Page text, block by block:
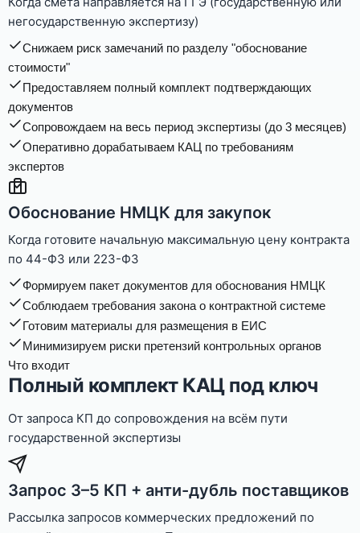
негосударственную экспертизу)
Снижаем риск замечаний по разделу "обоснование
стоимости"
Предоставляем полный комплект подтверждающих
документов
Сопровождаем на весь период экспертизы (до 3 месяцев)
Оперативно дорабатываем КАЦ по требованиям
экспертов
Обоснование НМЦК для закупок
Когда готовите начальную максимальную цену контракта
по 44-ФЗ или 223-ФЗ
Формируем пакет документов для обоснования НМЦК
Соблюдаем требования закона о контрактной системе
Готовим материалы для размещения в ЕИС
Минимизируем риски претензий контрольных органов
Что входит
Полный комплект КАЦ под ключ
От запроса КП до сопровождения на всём пути
государственной экспертизы
Запрос 3–5 КП + анти-дубль поставщиков
Рассылка запросов коммерческих предложений по